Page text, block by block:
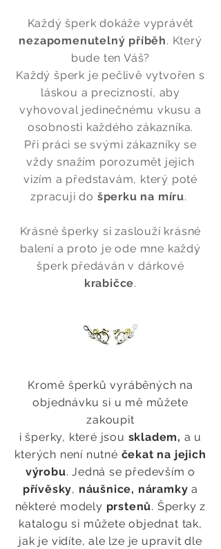
Každý šperk dokáže vyprávět
nezapomenutelný příběh. Který
bude ten Váš?
Každý šperk je pečlivě vytvořen s
láskou a precizností, aby
vyhovoval jedinečnému vkusu a
osobnosti každého zákazníka.
Při práci se svými zákazníky se
vždy snažím porozumět jejich
vizím a představám, který poté
zpracuji do šperku na míru.
Krásné šperky si zaslouží krásné
balení a proto je ode mne každý
šperk předáván v dárkové
krabičce.
Kromě šperků vyráběných na
objednávku si u mě můžete
zakoupit
i šperky, které jsou skladem, a u
kterých není nutné čekat na jejich
výrobu. Jedná se především o
přívěsky, náušnice, náramky a
některé modely prstenů. Šperky z
katalogu si můžete objednat tak,
jak je vidíte, ale lze je upravit dle